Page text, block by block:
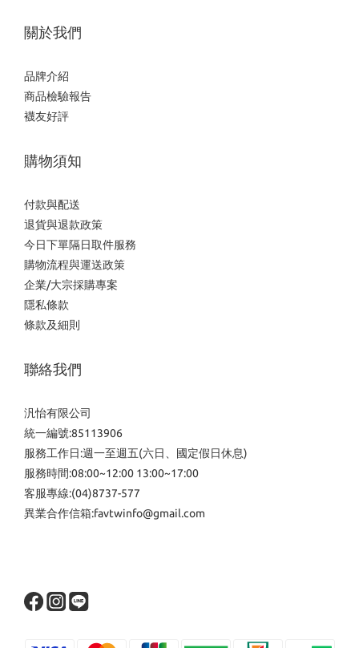
關於我們
品牌介紹
商品檢驗報告
襪友好評
購物須知
付款與配送
退貨與退款政策
今日下單隔日取件服務
購物流程與運送政策
企業/大宗採購專案
隱私條款
條款及細則
聯絡我們
汎怡有限公司
統一編號:85113906
服務工作日:週一至週五(六日、國定假日休息)
服務時間:08:00~12:00 13:00~17:00
客服專線:(04)8737-577
異業合作信箱:favtwinfo@gmail.com